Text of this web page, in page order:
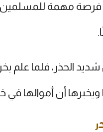
فرصة مهمة
شديد الحذر، فلما
أن أموالها في